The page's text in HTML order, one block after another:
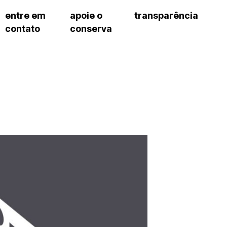
entre em
contato
apoie o
conserva
transparência